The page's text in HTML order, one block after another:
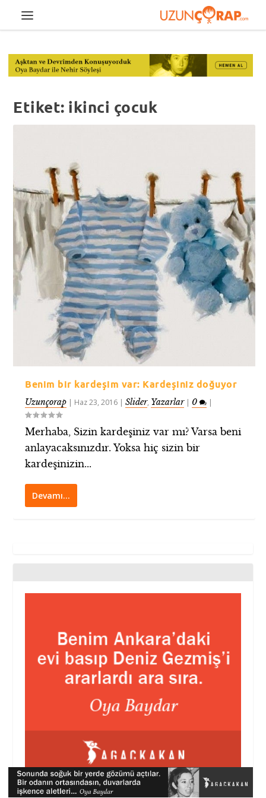
Etiket: ikinci çocuk
Benim bir kardeşim var: Kardeşiniz doğuyor
Uzunçorap | Haz 23, 2016 |Slider, Yazarlar| 0 |
Merhaba, Sizin kardeşiniz var mı? Varsa beni
anlayacaksınızdır. Yoksa hiç sizin bir
kardeşinizin...
Devamı…